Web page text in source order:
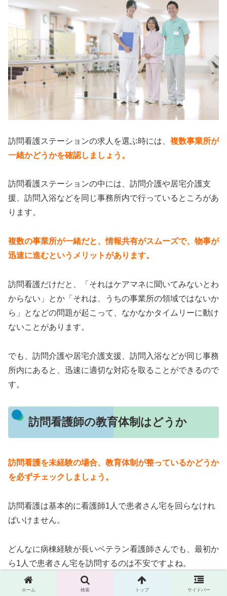
訪問看護ステーションの求人を選ぶ時には、 複数事業所が
一緒かどうかを確認しましょう。
訪問看護ステーションの中には、訪問介護や居宅介護支
援、訪問入浴などを同じ事務所内で行っているところがあ
ります。
複数の事業所が一緒だと、情報共有がスムーズで、物事が
迅速に進むというメリットがあります。
訪問看護だけだと、「それはケアマネに聞いてみないとわ
からない」とか「それは、うちの事業所の領域ではないか
ら」となどの問題が起こって、なかなかタイムリーに動け
ないことがあります。
でも、訪問介護や居宅介護支援、訪問入浴などが同じ事務
所内にあると、迅速に適切な対応を取ることができるので
す。
訪問看護師の教育体制はどうか
訪問看護を未経験の場合、教育体制が整っているかどうか
を必ずチェックしましょう。
訪問看護は基本的に看護師1人で患者さん宅を回らなけれ
ばいけません。
どんなに病棟経験が長いベテラン看護師さんでも、最初か
ら1人で患者さん宅を訪問するのは不安ですよね。
ですから、自分の不安を解消するためにも、患者さんの安
ホーム 検索 トップ サイドバー